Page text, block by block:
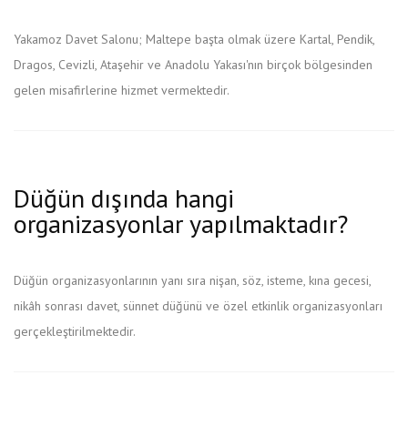
Yakamoz Davet Salonu; Maltepe başta olmak üzere Kartal, Pendik,
Dragos, Cevizli, Ataşehir ve Anadolu Yakası'nın birçok bölgesinden
gelen misafirlerine hizmet vermektedir.
Düğün dışında hangi
organizasyonlar yapılmaktadır?
Düğün organizasyonlarının yanı sıra nişan, söz, isteme, kına gecesi,
nikâh sonrası davet, sünnet düğünü ve özel etkinlik organizasyonları
gerçekleştirilmektedir.